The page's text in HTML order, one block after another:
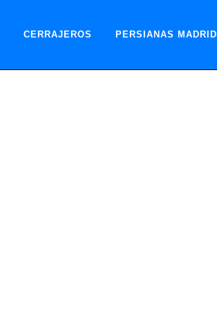
CERRAJEROS PERSIANAS MADRID